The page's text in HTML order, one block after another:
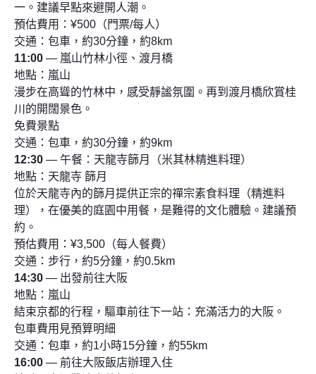
一。建議早點來避開人潮。
預估費用：¥500（門票/每人）
交通：包車，約30分鐘，約8km
11:00 — 嵐山竹林小徑、渡月橋
地點：嵐山
漫步在高聳的竹林中，感受靜謐氛圍。再到渡月橋欣賞桂
川的開闊景色。
免費景點
交通：包車，約30分鐘，約9km
12:30 — 午餐：天龍寺篩月（米其林精進料理）
地點：天龍寺 篩月
位於天龍寺內的篩月提供正宗的禪宗素食料理（精進料
理），在優美的庭園中用餐，是難得的文化體驗。建議預
約。
預估費用：¥3,500（每人餐費）
交通：步行，約5分鐘，約0.5km
14:30 — 出發前往大阪
地點：嵐山
結束京都的行程，驅車前往下一站：充滿活力的大阪。
包車費用見預算明細
交通：包車，約1小時15分鐘，約55km
16:00 — 前往大阪飯店辦理入住